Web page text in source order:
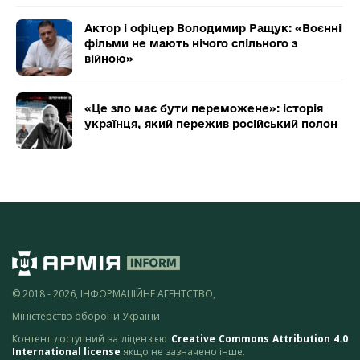
Актор і офіцер Володимир Ращук: «Воєнні
фільми не мають нічого спільного з
війною»
«Це зло має бути переможене»: історія
українця, який пережив російський полон
© 2018 - 2026, ІНФОРМАЦІЙНЕ АГЕНТСТВО,
Міністерство оборони України
Контент доступний за ліцензією Creative Commons Attribution 4.0
International license якщо не зазначено інше.